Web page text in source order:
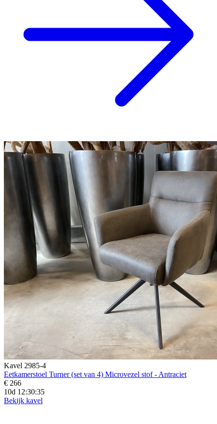
Kavel 2985-4
Eetkamerstoel Turner (set van 4) Microvezel stof - Antraciet
€ 266
10d 12:30:33
Bekijk kavel